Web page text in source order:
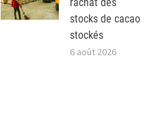
stocks de cacao
stockés
6 août 2026